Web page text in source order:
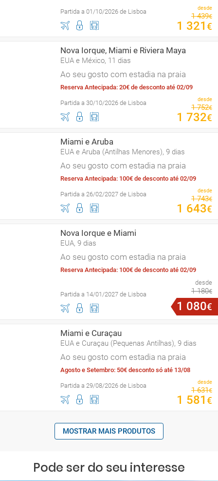
Partida a 01/10/2026 de Lisboa desde
1 439€
1 321 €
Nova Iorque, Miami e Riviera Maya
EUA e México, 11 dias
Ao seu gosto com estadia na praia
Reserva Antecipada: 20€ de desconto até 02/09
Partida a 30/10/2026 de Lisboa desde
1 752€
1 732€
Miami e Aruba
EUA e Aruba (Antilhas Menores), 9 dias
Ao seu gosto com estadia na praia
Reserva Antecipada: 100€ de desconto até 02/09
Partida a 26/02/2027 de Lisboa desde
1 743€
1 643€
Nova Iorque e Miami
EUA, 9 dias
Ao seu gosto com estadia na praia
Reserva Antecipada: 100€ de desconto até 02/09
Partida a 14/01/2027 de Lisboa
desde
1 180€
1 080€
Miami e Curaçau
EUA e Curaçau (Pequenas Antilhas), 9 dias
Ao seu gosto com estadia na praia
Agosto e Setembro: 50€ desconto só até 13/08
Partida a 29/08/2026 de Lisboa desde
1 631€
1 581 €
MOSTRAR MAIS PRODUTOS
Pode ser do seu interesse